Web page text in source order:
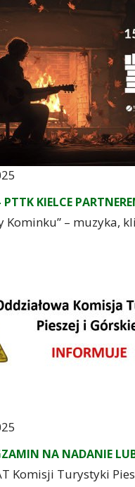
PTTK KIELCE
NA NADANIE